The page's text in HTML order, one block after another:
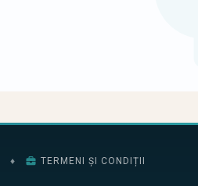
♦ TERMENI ȘI CONDIȚII